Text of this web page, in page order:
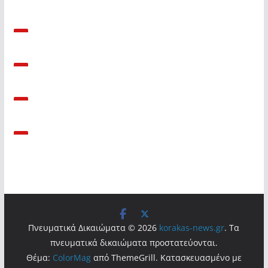
Πνευματικά Δικαιώματα © 2026 korakas-news.gr. Τα
πνευματικά δικαιώματα προστατεύονται.
Θέμα: ColorMagαπό ThemeGrill. Κατασκευασμένο με